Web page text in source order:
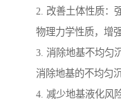
2. 改善土体性质：
物理力学性质，增
3. 消除地基不均匀
消除地基的不均匀
4. 减少地基液化风